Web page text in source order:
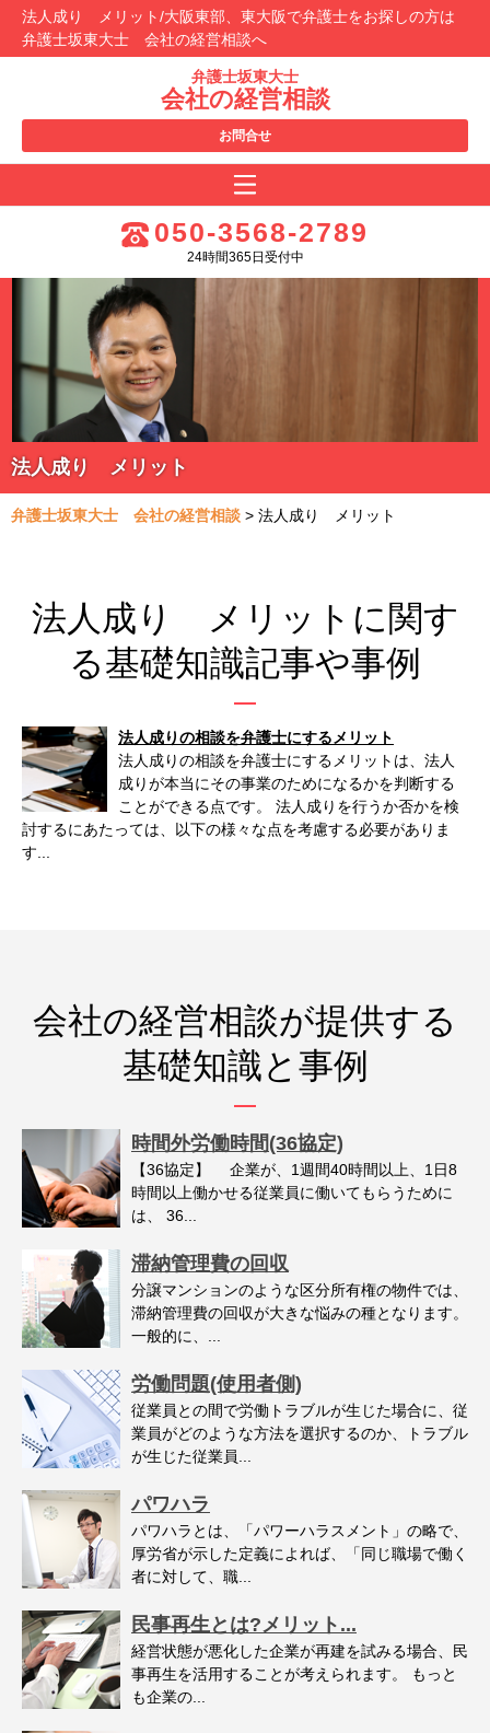
法人成り メリット/大阪東部、東大阪で弁護士をお探しの方は
弁護士坂東大士 会社の経営相談へ
弁護士坂東大士
会社の経営相談
お問合せ
050-3568-2789
24時間365日受付中
法人成り メリット
弁護士坂東大士 会社の経営相談 > 法人成り メリット
法人成り メリットに関す
る基礎知識記事や事例
法人成りの相談を弁護士にするメリット
法人成りの相談を弁護士にするメリットは、法人
成りが本当にその事業のためになるかを判断する
ことができる点です。 法人成りを行うか否かを検
討するにあたっては、以下の様々な点を考慮する必要がありま
す...
会社の経営相談が提供する
基礎知識と事例
時間外労働時間(36協定)
【36協定】 企業が、1週間40時間以上、1日8
時間以上働かせる従業員に働いてもらうために
は、 36...
滞納管理費の回収
分譲マンションのような区分所有権の物件では、
滞納管理費の回収が大きな悩みの種となります。
一般的に、...
労働問題(使用者側)
従業員との間で労働トラブルが生じた場合に、従
業員がどのような方法を選択するのか、トラブル
が生じた従業員...
パワハラ
パワハラとは、「パワーハラスメント」の略で、
厚労省が示した定義によれば、「同じ職場で働く
者に対して、職...
民事再生とは?メリット...
経営状態が悪化した企業が再建を試みる場合、民
事再生を活用することが考えられます。 もっと
も企業の...